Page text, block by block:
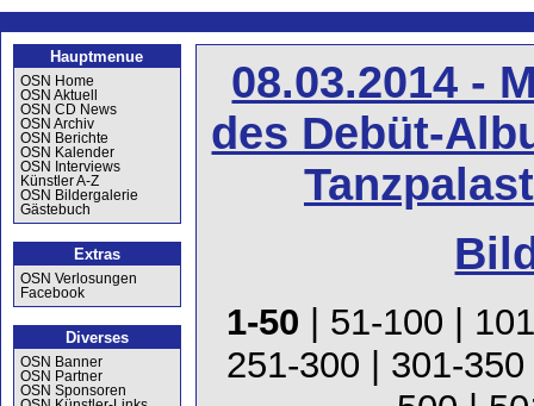
Hauptmenue
OSN Home
OSN Aktuell
OSN CD News
OSN Archiv
OSN Berichte
OSN Kalender
OSN Interviews
Künstler A-Z
OSN Bildergalerie
Gästebuch
Extras
OSN Verlosungen
Facebook
Diverses
OSN Banner
OSN Partner
OSN Sponsoren
08.03.2014 -
des Debüt-
1-50 | 51-100 |
251-300 | 301-350